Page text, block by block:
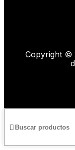
Copyright ©